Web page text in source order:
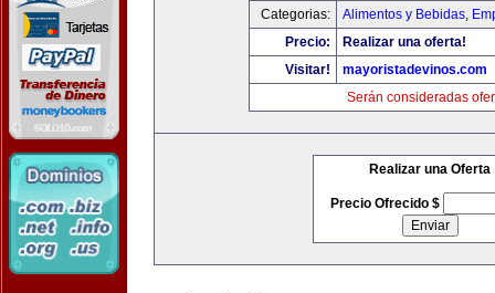
Categorias:
Alimentos y Bebidas,
Precio:
Realizar una oferta!
Visitar!
mayoristadevinos.com
Serán consideradas
Realizar una Oferta
Precio Ofrecido $